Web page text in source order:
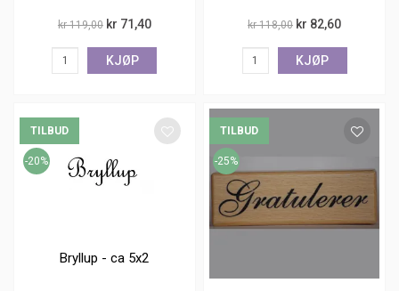
kr 119,00 kr 71,40
KJØP
kr 118,00 kr 82,60
KJØP
TILBUD
Bryllup - ca 5x2
-20%
TILBUD
-25%